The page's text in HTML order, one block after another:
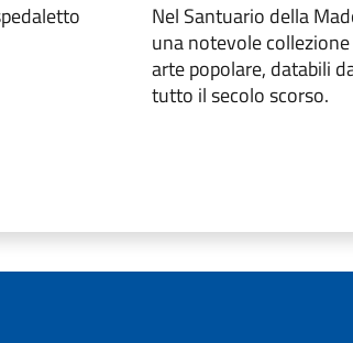
Nel Santuario della
una notevole
arte popolare, databili
tutto il secolo scorso.